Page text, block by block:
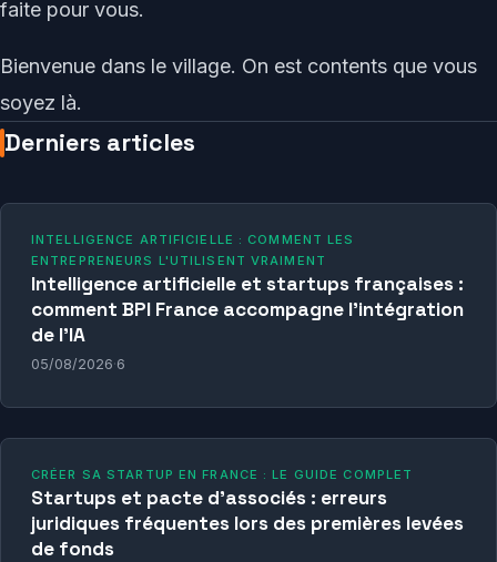
faite pour vous.
Bienvenue dans le village. On est contents que vous
soyez là.
Derniers articles
INTELLIGENCE ARTIFICIELLE : COMMENT LES
ENTREPRENEURS L'UTILISENT VRAIMENT
Intelligence artificielle et startups françaises :
comment BPI France accompagne l'intégration
de l'IA
05/08/2026·6
CRÉER SA STARTUP EN FRANCE : LE GUIDE COMPLET
Startups et pacte d’associés : erreurs
juridiques fréquentes lors des premières levées
de fonds